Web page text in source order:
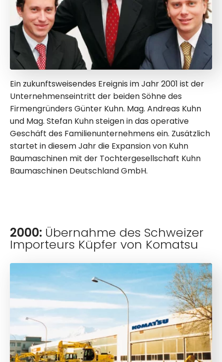
Ein zukunftsweisendes Ereignis im Jahr 2001 ist der
Unternehmenseintritt der beiden Söhne des
Firmengründers Günter Kuhn. Mag. Andreas Kuhn
und Mag. Stefan Kuhn steigen in das operative
Geschäft des Familienunternehmens ein. Zusätzlich
startet in diesem Jahr die Expansion von Kuhn
Baumaschinen mit der Tochtergesellschaft Kuhn
Baumaschinen Deutschland GmbH.
2000: Übernahme des Schweizer
Importeurs Küpfer von Komatsu